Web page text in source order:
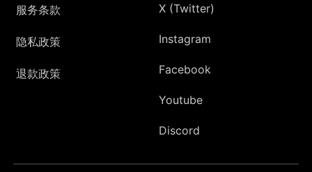
服务条款
隐私政策
退款政策
X (Twitter)
Instagram
Facebook
Youtube
Discord